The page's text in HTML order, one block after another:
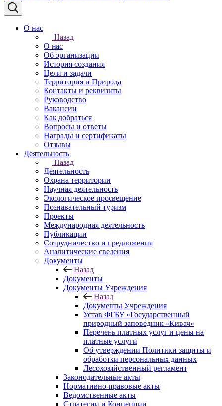
О нас
Назад
О нас
Об организации
История создания
Цели и задачи
Территория и Природа
Контакты и реквизиты
Руководство
Вакансии
Как добраться
Вопросы и ответы
Награды и сертификаты
Отзывы
Деятельность
Назад
Деятельность
Охрана территории
Научная деятельность
Экологическое просвещение
Познавательный туризм
Проекты
Международная деятельность
Публикации
Сотрудничество и предложения
Аналитические сведения
Документы
Назад
Документы
Документы Учреждения
Назад
Документы Учреждения
Устав ФГБУ «Государственный
природный заповедник «Кивач»
Перечень платных услуг и цены на
платные услуги
Об утверждении Политики защиты и
обработки персональных данных
Лесохозяйственный регламент
Законодательные акты
Нормативно-правовые акты
Ведомственные акты
Стратегии и Концепции